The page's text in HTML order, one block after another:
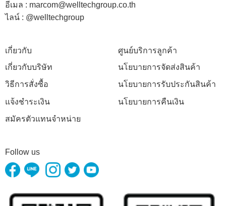
อีเมล : marcom@welltechgroup.co.th
ไลน์ : @welltechgroup
เกี่ยวกับ
เกี่ยวกับบริษัท
วิธีการสั่งซื้อ
แจ้งชำระเงิน
สมัครตัวแทนจำหน่าย
ศูนย์บริการลูกค้า
นโยบายการจัดส่งสินค้า
นโยบายการรับประกันสินค้า
นโยบายการคืนเงิน
Follow us